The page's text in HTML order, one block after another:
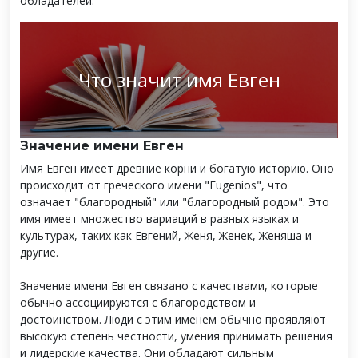
Что значит имя Евген
Значение имени Евген
Имя Евген имеет древние корни и богатую историю. Оно
происходит от греческого имени "Eugenios", что
означает "благородный" или "благородный родом". Это
имя имеет множество вариаций в разных языках и
культурах, таких как Евгений, Женя, Женек, Женяша и
другие.
Значение имени Евген связано с качествами, которые
обычно ассоциируются с благородством и
достоинством. Люди с этим именем обычно проявляют
высокую степень честности, умения принимать решения
и лидерские качества. Они обладают сильным